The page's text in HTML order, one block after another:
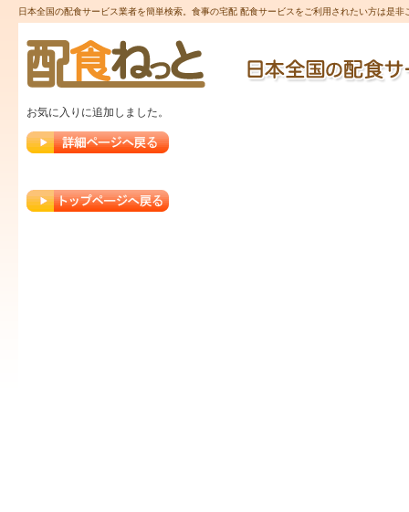
日本全国の配食サービス業者を簡単検索。食事の宅配 配食サービスをご利用されたい方は是
お気に入りに追加しました。